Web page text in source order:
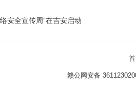
安全宣传周”在吉安启动
赣公网安备